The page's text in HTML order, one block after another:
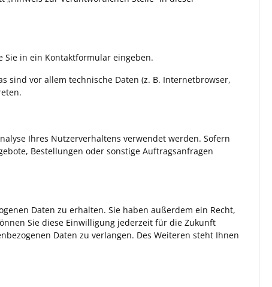
Sie in ein Kontaktformular eingeben.
sind vor allem technische Daten (z. B. Internetbrowser,
Ihres Nutzerverhaltens verwendet werden. Sofern
Bestellungen oder sonstige Auftragsanfragen
Daten zu erhalten. Sie haben außerdem ein Recht,
Sie diese Einwilligung jederzeit für die Zukunft
Daten zu verlangen. Des Weiteren steht Ihnen